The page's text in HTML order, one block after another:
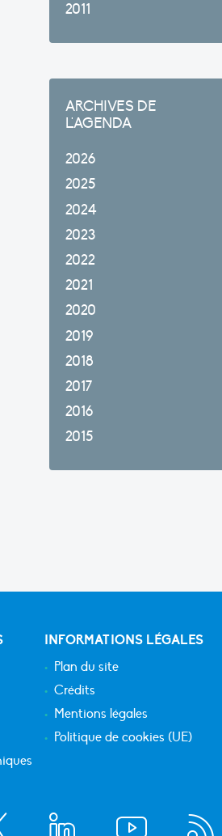
2011
ARCHIVES DE
L'AGENDA
2026
2025
2024
2023
2022
2021
2020
2019
2018
2017
2016
2015
INFORMATIONS LÉGALES
Plan du site
Crédits
Mentions légales
Politique de cookies (UE)